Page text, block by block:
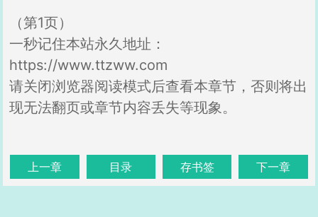
（第1页）
一秒记住本站永久地址：
https://www.ttzww.com
请关闭浏览器阅读模式后查看本章节，否则将出
现无法翻页或章节内容丢失等现象。
上一章 目录 存书签 下一章